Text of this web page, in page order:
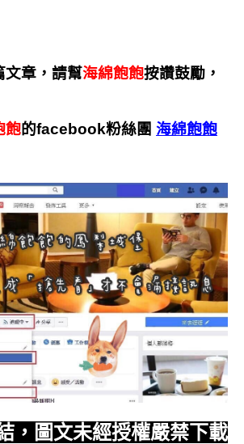
文章，請幫海綿飽飽按讚鼓勵，
飽的facebook粉絲團 海綿飽飽
，圖文未經授權嚴禁下載